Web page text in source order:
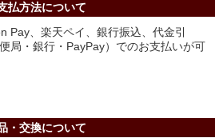
払方法について
Pay、楽天ペイ、銀行振込、代金引
局・銀行・PayPay）でのお支払いが可
・交換について